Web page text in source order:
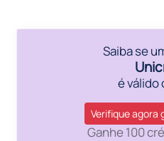
Saiba se
é válido
Verifique
Ganhe 100